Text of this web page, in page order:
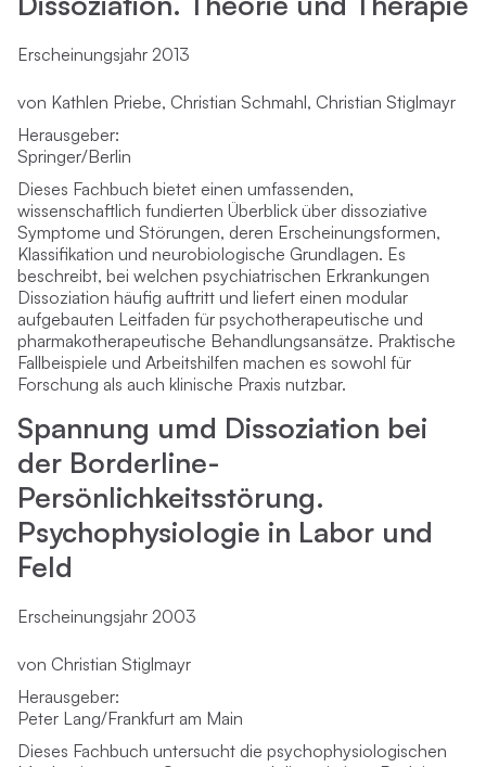
Erscheinungsjahr 2013
von Kathlen Priebe, Christian Schmahl, Christian Stiglmayr
Herausgeber:
Springer/Berlin
Dieses Fachbuch bietet einen umfassenden,
wissenschaftlich fundierten Überblick über dissoziative
Symptome und Störungen, deren Erscheinungsformen,
Klassifikation und neurobiologische Grundlagen. Es
beschreibt, bei welchen psychiatrischen Erkrankungen
Dissoziation häufig auftritt und liefert einen modular
aufgebauten Leitfaden für psychotherapeutische und
pharmakotherapeutische Behandlungsansätze. Praktische
Fallbeispiele und Arbeitshilfen machen es sowohl für
Forschung als auch klinische Praxis nutzbar.
Spannung umd Dissoziation bei
der Borderline-
Persönlichkeitsstörung.
Psychophysiologie in Labor und
Feld
Erscheinungsjahr 2003
von Christian Stiglmayr
Herausgeber:
Peter Lang/Frankfurt am Main
Dieses Fachbuch untersucht die psychophysiologischen